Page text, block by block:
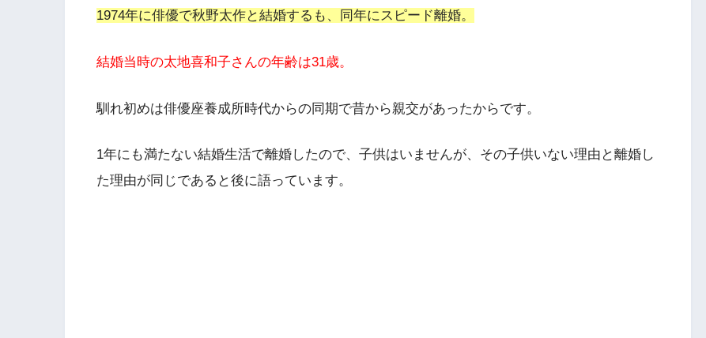
1974年に俳優で秋野太作と結婚するも、同年にスピード離婚。
結婚当時の太地喜和子さんの年齢は31歳。
馴れ初めは俳優座養成所時代からの同期で昔から親交があったからです。
1年にも満たない結婚生活で離婚したので、子供はいませんが、その子供いない理由と離婚し
た理由が同じであると後に語っています。